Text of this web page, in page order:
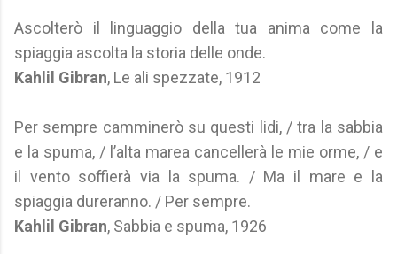
Ascolterò il linguaggio della tua anima come la
spiaggia ascolta la storia delle onde.
Kahlil Gibran, Le ali spezzate, 1912
Per sempre camminerò su questi lidi, / tra la sabbia
e la spuma, / l’alta marea cancellerà le mie orme, / e
il vento soffierà via la spuma. / Ma il mare e la
spiaggia dureranno. / Per sempre.
Kahlil Gibran, Sabbia e spuma, 1926